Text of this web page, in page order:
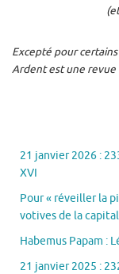
Excepté pour
Ardent est une revue
21 janvier 2026 :
XVI
Pour « réveiller la
votives de la
Habemus Papam :
21 janvier 2025 :